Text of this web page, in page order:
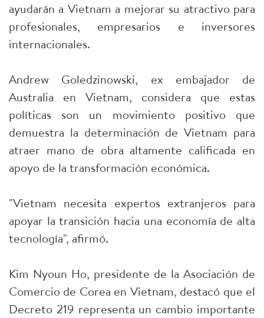
ayudarán a Vietnam a mejorar su atractivo para
profesionales, empresarios e inversores
internacionales.
Andrew Goledzinowski, ex embajador de
Australia en Vietnam, considera que estas
políticas son un movimiento positivo que
demuestra la determinación de Vietnam para
atraer mano de obra altamente calificada en
apoyo de la transformación económica.
"Vietnam necesita expertos extranjeros para
apoyar la transición hacia una economía de alta
tecnología", afirmó.
Kim Nyoun Ho, presidente de la Asociación de
Comercio de Corea en Vietnam, destacó que el
Decreto 219 representa un cambio importante